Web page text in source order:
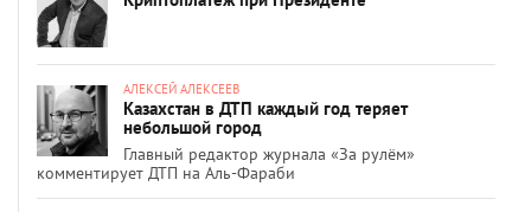
АЛЕКСЕЙ АЛЕКСЕЕВ
Казахстан в ДТП каждый год теряет
небольшой город
Главный редактор журнала «За рулём»
комментирует ДТП на Аль-Фараби